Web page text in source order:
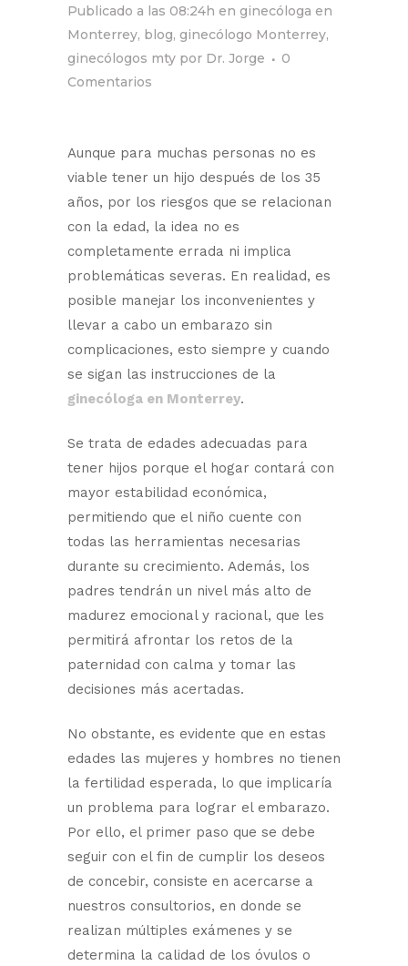
Publicado a las 08:24h en ginecóloga en
Monterrey, blog, ginecólogo Monterrey,
ginecólogos mty por Dr. Jorge
0
Comentarios
Aunque para muchas personas no es
viable tener un hijo después de los 35
años, por los riesgos que se relacionan
con la edad, la idea no es
completamente errada ni implica
problemáticas severas. En realidad, es
posible manejar los inconvenientes y
llevar a cabo un embarazo sin
complicaciones, esto siempre y cuando
se sigan las instrucciones de la
ginecóloga en Monterrey.
Se trata de edades adecuadas para
tener hijos porque el hogar contará con
mayor estabilidad económica,
permitiendo que el niño cuente con
todas las herramientas necesarias
durante su crecimiento. Además, los
padres tendrán un nivel más alto de
madurez emocional y racional, que les
permitirá afrontar los retos de la
paternidad con calma y tomar las
decisiones más acertadas.
No obstante, es evidente que en estas
edades las mujeres y hombres no tienen
la fertilidad esperada, lo que implicaría
un problema para lograr el embarazo.
Por ello, el primer paso que se debe
seguir con el fin de cumplir los deseos
de concebir, consiste en acercarse a
nuestros consultorios, en donde se
realizan múltiples exámenes y se
determina la calidad de los óvulos o